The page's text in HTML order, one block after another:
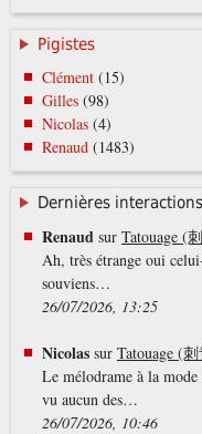
Pigistes
Clément(15)
Gilles(98)
Nicolas(4)
Renaud(1483)
Dernières interactions
Renaud sur Tatouage (
Ah, très étrange oui
souviens…
26/07/2026, 13:25
Nicolassur Tatouage (
Le mélodrame à la
vu aucun des…
26/07/2026, 10:46